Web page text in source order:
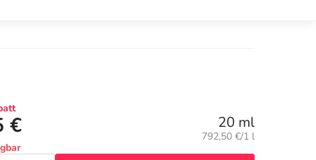
€ 20 ml
Grundpreis:
792,50 €/1 l